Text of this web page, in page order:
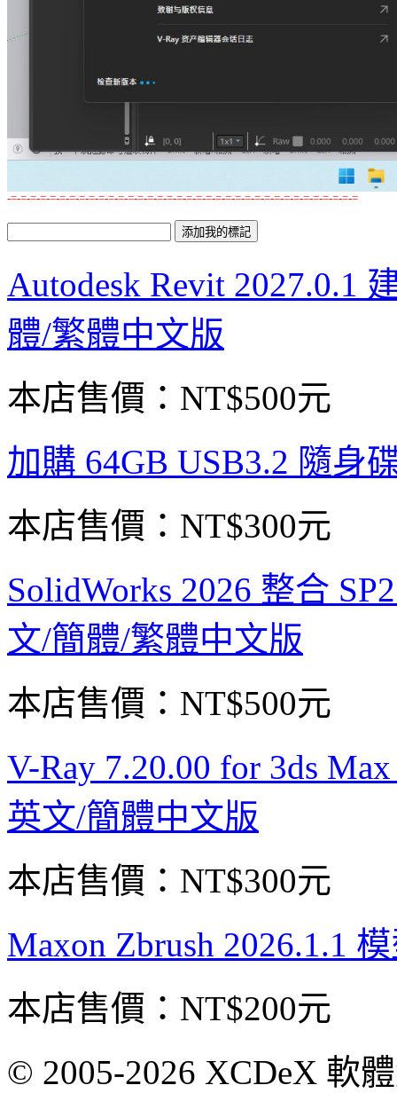
-=-=-=-=-=-=-=-=-=-=-=-=-=-=-=-=-=-=-=-=-=-=-=-=-=-=-=-=-=-=-=-=-=-=-=-=
Autodesk Revit 2027.0.1
體/繁體中文版
本店售價： NT$500元
加購 64GB USB3.2 隨身
本店售價： NT$300元
SolidWorks 2026 整合
文/簡體/繁體中文版
本店售價： NT$500元
V-Ray 7.20.00 for 3ds
英文/簡體中文版
本店售價： NT$300元
Maxon Zbrush 2026.1.1
本店售價： NT$200元
© 2005-2026 XCDeX 軟